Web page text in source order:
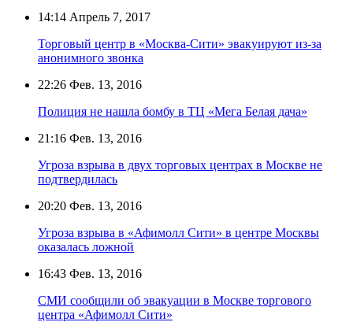
14:14 Апрель 7, 2017
Торговый центр в «Москва-Сити» эвакуируют из-за
анонимного звонка
22:26 Фев. 13, 2016
Полиция не нашла бомбу в ТЦ «Мега Белая дача»
21:16 Фев. 13, 2016
Угроза взрыва в двух торговых центрах в Москве не
подтвердилась
20:20 Фев. 13, 2016
Угроза взрыва в «Афимолл Сити» в центре Москвы
оказалась ложной
16:43 Фев. 13, 2016
СМИ сообщили об эвакуации в Москве торгового
центра «Афимолл Сити»